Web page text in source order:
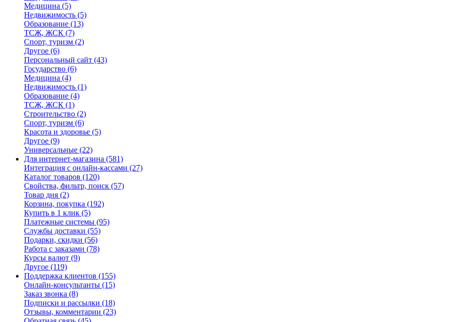
Медицина (5)
Недвижимость (5)
Образование (13)
ТСЖ, ЖСК (7)
Спорт, туризм (2)
Другое (6)
Персональный сайт (43)
Государство (6)
Медицина (4)
Недвижимость (1)
Образование (4)
ТСЖ, ЖСК (1)
Строительство (2)
Спорт, туризм (6)
Красота и здоровье (5)
Другое (9)
Универсальные (22)
Для интернет-магазина (581)
Интеграция с онлайн-кассами (27)
Каталог товаров (120)
Свойства, фильтр, поиск (57)
Товар дня (2)
Корзина, покупка (192)
Купить в 1 клик (5)
Платежные системы (95)
Службы доставки (55)
Подарки, скидки (56)
Работа с заказами (78)
Курсы валют (9)
Другое (119)
Поддержка клиентов (155)
Онлайн-консультанты (15)
Заказ звонка (8)
Подписки и рассылки (18)
Отзывы, комментарии (23)